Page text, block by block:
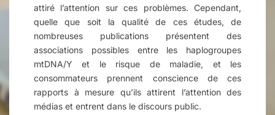
attiré l’attention sur ces problèmes. Cependant,
quelle que soit la qualité de ces études, de
nombreuses publications présentent des
associations possibles entre les haplogroupes
mtDNA/Y et le risque de maladie, et les
consommateurs prennent conscience de ces
rapports à mesure qu’ils attirent l’attention des
médias et entrent dans le discours public.